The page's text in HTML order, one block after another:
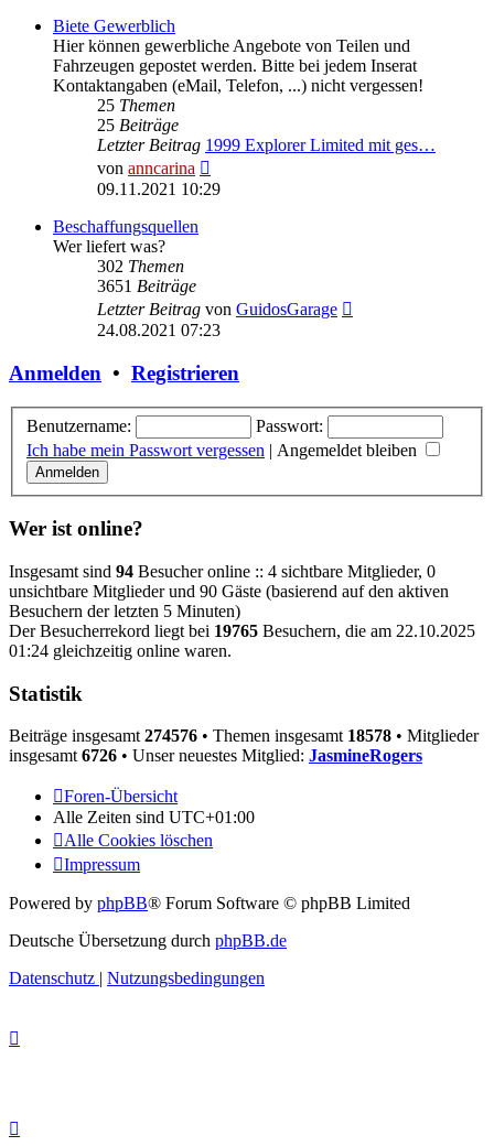
Biete Gewerblich
Hier können gewerbliche Angebote von Teilen und
Fahrzeugen gepostet werden. Bitte bei jedem Inserat
Kontaktangaben (eMail, Telefon, ...) nicht vergessen!
25 Themen
25 Beiträge
Letzter Beitrag 1999 Explorer Limited mit ges…
von anncarina
Beitrag
09.11.2021 10:29
Beschaffungsquellen
Wer liefert was?
302 Themen
3651 Beiträge
Letzter Beitrag von GuidosGarage
24.08.2021 07:23
Anmelden • Registrieren
Benutzername:
Passwort:
Ich habe mein Passwort vergessen | Angemeldet bleiben
Wer ist online?
Insgesamt sind 94 Besucher online :: 4 sichtbare Mitglieder, 0
unsichtbare Mitglieder und 90 Gäste (basierend auf den aktiven
Besuchern der letzten 5 Minuten)
Der Besucherrekord liegt bei 19765 Besuchern, die am 22.10.2025
01:24 gleichzeitig online waren.
Statistik
Beiträge insgesamt 274576 • Themen insgesamt 18578 • Mitglieder
insgesamt 6726 • Unser neuestes Mitglied: JasmineRogers
Foren-Übersicht
Alle Zeiten sind UTC+01:00
Alle Cookies löschen
Impressum
Powered by phpBB® Forum Software © phpBB Limited
Deutsche Übersetzung durch phpBB.de
Datenschutz | Nutzungsbedingungen